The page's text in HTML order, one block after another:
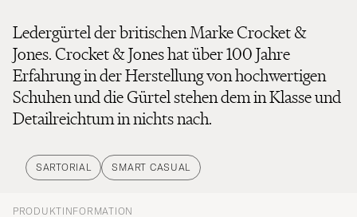
Ledergürtel der britischen Marke Crocket &
Jones. Crocket & Jones hat über 100 Jahre
Erfahrung in der Herstellung von hochwertigen
Schuhen und die Gürtel stehen dem in Klasse und
Detailreichtum in nichts nach.
SARTORIAL SMART CASUAL
PRODUKTINFORMATION